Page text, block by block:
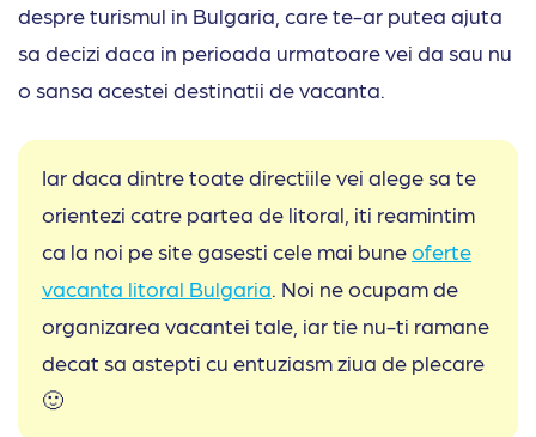
despre turismul in Bulgaria, care te-ar putea ajuta
sa decizi daca in perioada urmatoare vei da sau nu
o sansa acestei destinatii de vacanta.
Iar daca dintre toate directiile vei alege sa te
orientezi catre partea de litoral, iti reamintim
ca la noi pe site gasesti cele mai buneoferte
vacanta litoral Bulgaria . Noi ne ocupam de
organizarea vacantei tale, iar tie nu-ti ramane
decat sa astepti cu entuziasm ziua de plecare
🙂